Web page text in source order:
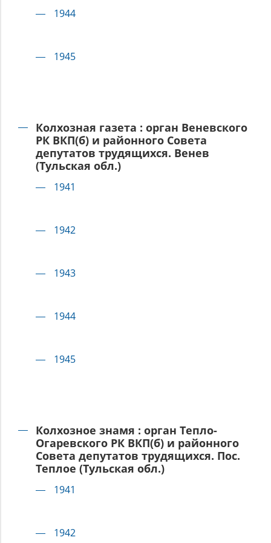
1944
1945
Колхозная газета : орган Веневского
РК ВКП(б) и районного Совета
депутатов трудящихся. Венев
(Тульская обл.)
1941
1942
1943
1944
1945
Колхозное знамя : орган Тепло-
Огаревского РК ВКП(б) и районного
Совета депутатов трудящихся. Пос.
Теплое (Тульская обл.)
1941
1942